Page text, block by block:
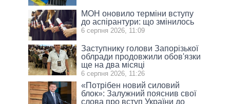
МОН оновило терміни вступу
до аспірантури: що змінилось
6 серпня 2026, 11:09
Заступнику голови Запорізької
облради продовжили обов'язки
ще на два місяці
6 серпня 2026, 11:26
«Потрібен новий силовий
блок»: Залужний пояснив свої
слова про вступ України до